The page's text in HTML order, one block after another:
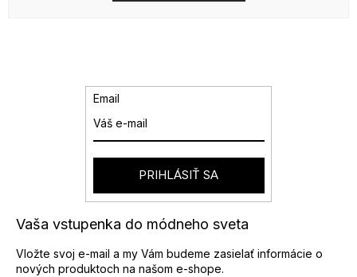
Vaša vstupenka do módneho sveta
Vložte svoj e-mail a my Vám budeme zasielať informácie o
nových produktoch na našom e-shope.
Email
PRIHLÁSIŤ SA